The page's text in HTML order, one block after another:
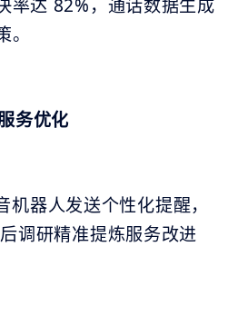
率达 82%，通话数据生成
务优化
器人发送个性化提醒，
调研精准提炼服务改进